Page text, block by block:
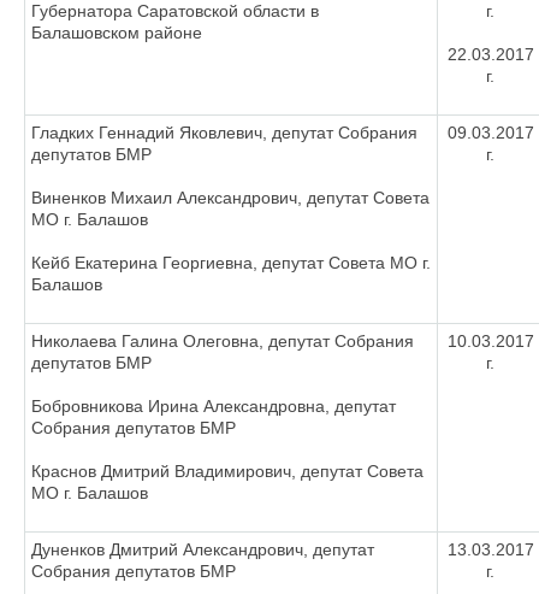
Губернатора Саратовской области в
Балашовском районе
г.
22.03.2017
г.
Гладких Геннадий Яковлевич, депутат Собрания
депутатов БМР
Виненков Михаил Александрович, депутат Совета
МО г. Балашов
Кейб Екатерина Георгиевна, депутат Совета МО г.
Балашов
09.03.2017
г.
Николаева Галина Олеговна, депутат Собрания
депутатов БМР
Бобровникова Ирина Александровна, депутат
Собрания депутатов БМР
Краснов Дмитрий Владимирович, депутат Совета
МО г. Балашов
10.03.2017
г.
Дуненков Дмитрий Александрович, депутат
Собрания депутатов БМР
13.03.2017
г.